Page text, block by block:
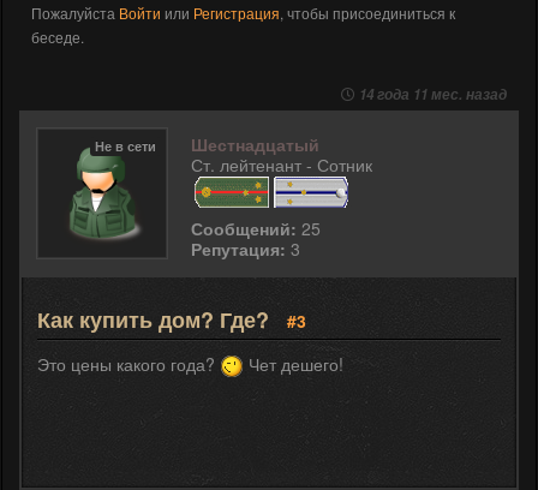
Пожалуйста Войти или Регистрация, чтобы присоединиться к
беседе.
14 года 11 мес. назад
Не в сети
Шестнадцатый
Ст. лейтенант - Сотник
Сообщений: 25
Репутация: 3
Как купить дом? Где?
#3
Это цены какого года?
Чет дешего!